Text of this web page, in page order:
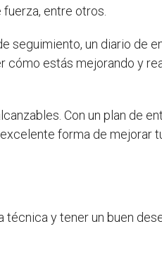
entre otros.
seguimiento, un diario de
cómo estás mejorando y
Con un plan de
forma de mejorar
y tener un buen